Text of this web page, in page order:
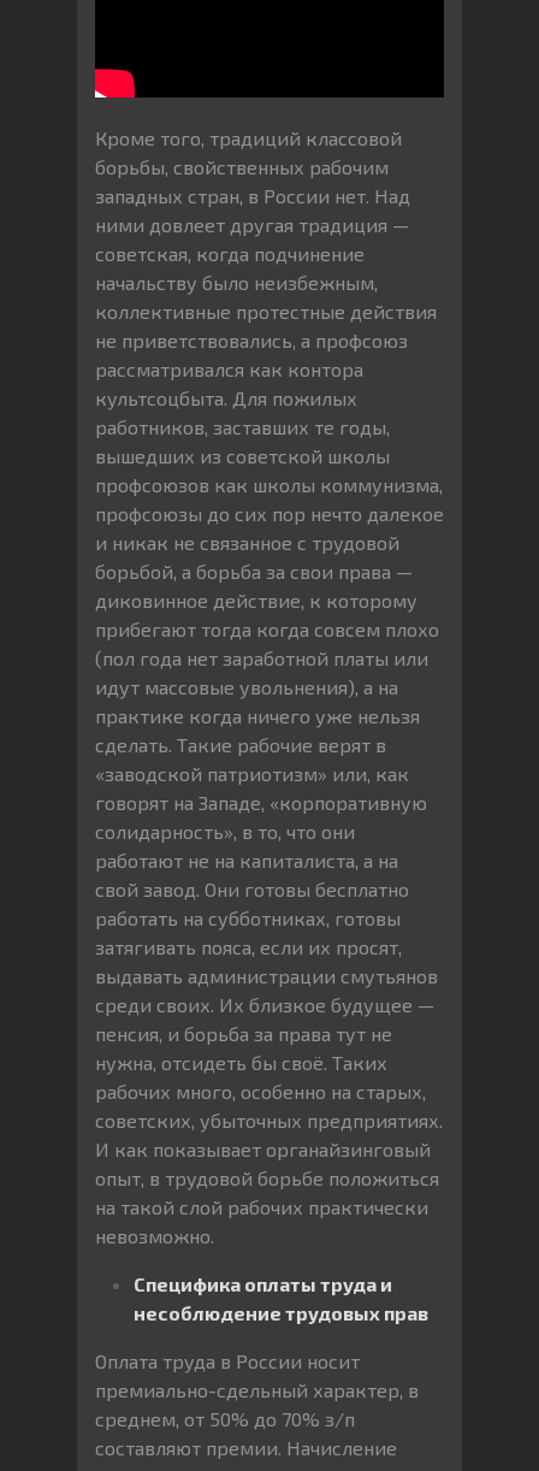
Кроме того, традиций классовой
борьбы, свойственных рабочим
западных стран, в России нет. Над
ними довлеет другая традиция —
советская, когда подчинение
начальству было неизбежным,
коллективные протестные действия
не приветствовались, а профсоюз
рассматривался как контора
культсоцбыта. Для пожилых
работников, заставших те годы,
вышедших из советской школы
профсоюзов как школы коммунизма,
профсоюзы до сих пор нечто далекое
и никак не связанное с трудовой
борьбой, а борьба за свои права —
диковинное действие, к которому
прибегают тогда когда совсем плохо
(пол года нет заработной платы или
идут массовые увольнения), а на
практике когда ничего уже нельзя
сделать. Такие рабочие верят в
«заводской патриотизм» или, как
говорят на Западе, «корпоративную
солидарность», в то, что они
работают не на капиталиста, а на
свой завод. Они готовы бесплатно
работать на субботниках, готовы
затягивать пояса, если их просят,
выдавать администрации смутьянов
среди своих. Их близкое будущее —
пенсия, и борьба за права тут не
нужна, отсидеть бы своё. Таких
рабочих много, особенно на старых,
советских, убыточных предприятиях.
И как показывает органайзинговый
опыт, в трудовой борьбе положиться
на такой слой рабочих практически
невозможно.
Специфика оплаты труда и
несоблюдение трудовых прав
Оплата труда в России носит
премиально-сдельный характер, в
среднем, от 50% до 70% з/п
составляют премии. Начисление